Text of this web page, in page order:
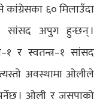
६० मिलाउँदा
अपुग हुन्छन् ।
र स्वतन्त्र–१ सांसद
अवस्थामा ओलीले
। ओली र जसपाको